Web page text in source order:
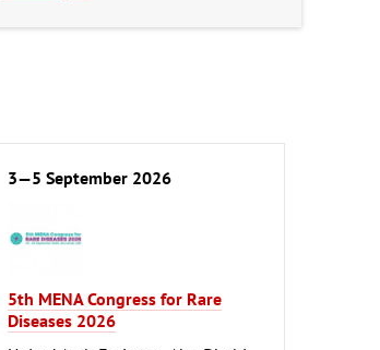
3—5 September 2026
5th MENA Congress for Rare
Diseases 2026